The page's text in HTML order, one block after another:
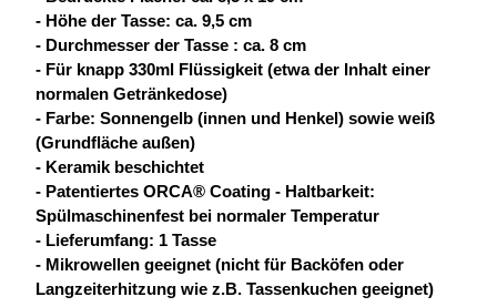
- Höhe der Tasse: ca. 9,5 cm
- Durchmesser der Tasse : ca. 8 cm
- Für knapp 330ml Flüssigkeit (etwa der Inhalt einer
normalen Getränkedose)
- Farbe: Sonnengelb (innen und Henkel) sowie weiß
(Grundfläche außen)
- Keramik beschichtet
- Patentiertes ORCA® Coating - Haltbarkeit:
Spülmaschinenfest bei normaler Temperatur
- Lieferumfang: 1 Tasse
- Mikrowellen geeignet (nicht für Backöfen oder
Langzeiterhitzung wie z.B. Tassenkuchen geeignet)